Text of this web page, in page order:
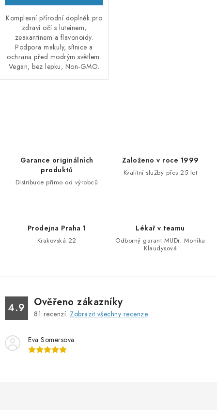
Komplexní přírodní doplněk pro
zdraví očí s luteinem,
zeaxantinem a flavonoidy.
Podpora makuly, sítnice a
ochrana před modrým světlem.
Vegan, bez lepku, Non-GMO.
v
p
s
u
Garance originálních
produktů
Distribuce přímo od výrobců
Založeno v roce 1999
Kvalitní služby přes 25 let
Prodejna Praha 1
Krakovská 22
Lékař v teamu
Odborný garant MUDr. Monika
Klaudysová
4.9 Ověřeno zákazníky
81 recenzí. Zobrazit všechny recenze
Eva Somersova